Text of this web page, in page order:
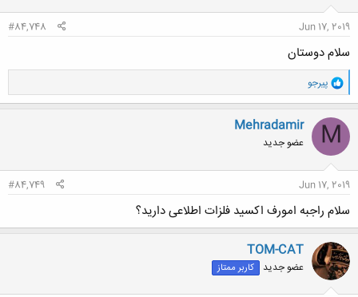
Jun 17, 2019
#84,748
سلام دوستان
و
ا
ک
ن
ش
ه
ا
پیرجو
M
Mehradamir
عضو جدید
Jun 17, 2019
#84,749
سلام راجبه امورف اکسید فلزات اطلاعی دارید؟
TOM-CAT
عضو جدید کاربر ممتاز